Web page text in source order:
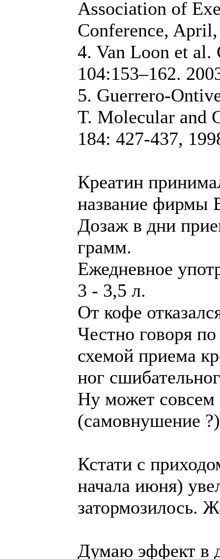
Association of
Conference,
4. Van Loon et al.
104:153–162.
5. Guerrero-
T. Molecular and
184: 427-437,
Креатин
название фирмы
Дозаж в дни
грамм.
Ежедневное
3 - 3,5 л.
От кофе
Честно говоря
схемой приема
ног
Ну может совсем
(самовнушение
Кстати с
начала июня)
затормозилось.
Думаю эффект в